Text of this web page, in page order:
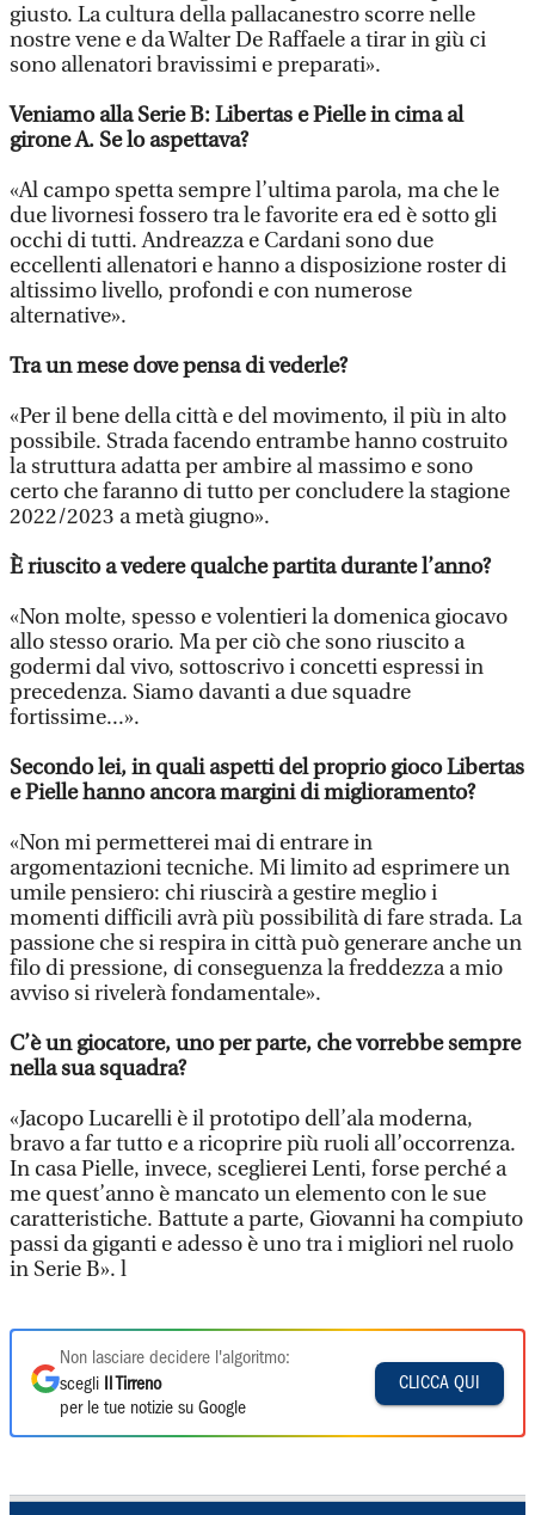
giusto. La cultura della pallacanestro scorre nelle
nostre vene e da Walter De Raffaele a tirar in giù ci
sono allenatori bravissimi e preparati».
Veniamo alla Serie B: Libertas e Pielle in cima al
girone A. Se lo aspettava?
«Al campo spetta sempre l’ultima parola, ma che le
due livornesi fossero tra le favorite era ed è sotto gli
occhi di tutti. Andreazza e Cardani sono due
eccellenti allenatori e hanno a disposizione roster di
altissimo livello, profondi e con numerose
alternative».
Tra un mese dove pensa di vederle?
«Per il bene della città e del movimento, il più in alto
possibile. Strada facendo entrambe hanno costruito
la struttura adatta per ambire al massimo e sono
certo che faranno di tutto per concludere la stagione
2022/2023 a metà giugno».
È riuscito a vedere qualche partita durante l’anno?
«Non molte, spesso e volentieri la domenica giocavo
allo stesso orario. Ma per ciò che sono riuscito a
godermi dal vivo, sottoscrivo i concetti espressi in
precedenza. Siamo davanti a due squadre
fortissime...».
Secondo lei, in quali aspetti del proprio gioco Libertas
e Pielle hanno ancora margini di miglioramento?
«Non mi permetterei mai di entrare in
argomentazioni tecniche. Mi limito ad esprimere un
umile pensiero: chi riuscirà a gestire meglio i
momenti difficili avrà più possibilità di fare strada. La
passione che si respira in città può generare anche un
filo di pressione, di conseguenza la freddezza a mio
avviso si rivelerà fondamentale».
C’è un giocatore, uno per parte, che vorrebbe sempre
nella sua squadra?
«Jacopo Lucarelli è il prototipo dell’ala moderna,
bravo a far tutto e a ricoprire più ruoli all’occorrenza.
In casa Pielle, invece, sceglierei Lenti, forse perché a
me quest’anno è mancato un elemento con le sue
caratteristiche. Battute a parte, Giovanni ha compiuto
passi da giganti e adesso è uno tra i migliori nel ruolo
in Serie B». l
Non lasciare decidere l'algoritmo:
scegli
Il Tirreno
per le tue notizie su Google
CLICCA QUI